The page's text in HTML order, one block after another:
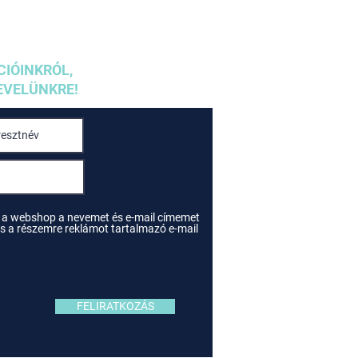
webshop a nevemet és e-mail címemet
a részemre reklámot tartalmazó e-mail
FELIRATKOZÁS